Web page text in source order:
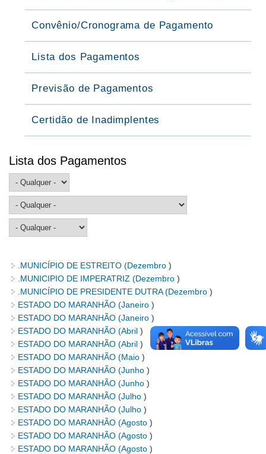
Lista dos Pagamentos
.MUNICÍPIO DE ESTREITO (Dezembro )
.MUNICIPIO DE IMPERATRIZ (Dezembro )
.MUNICÍPIO DE PRESIDENTE DUTRA (Dezembro )
ESTADO DO MARANHÃO (Janeiro )
ESTADO DO MARANHÃO (Janeiro )
ESTADO DO MARANHÃO (Abril )
ESTADO DO MARANHÃO (Abril )
ESTADO DO MARANHÃO (Maio )
ESTADO DO MARANHÃO (Junho )
ESTADO DO MARANHÃO (Junho )
ESTADO DO MARANHÃO (Julho )
ESTADO DO MARANHÃO (Julho )
ESTADO DO MARANHÃO (Agosto )
ESTADO DO MARANHÃO (Agosto )
ESTADO DO MARANHÃO (Agosto )
Convênio/Cronograma de Pagamento
Lista dos Pagamentos
Previsão de Pagamentos
Certidão de Inadimplentes